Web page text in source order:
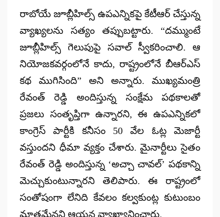
రాబోయే జూబ్లీహిల్స్ ఉపఎన్నికపై కేటీఆర్ చేస్తున్న
వ్యాఖ్యలను సత్యం తప్పుబట్టారు. “దమ్ముంటే
జూబ్లీహిల్స్ గెలుపుపై సవాల్ స్వీకరించాలి. ఆ
నియోజకవర్గంలోనే కాదు, రాష్ట్రంలోనే బీఆర్ఎస్
కథ ముగిసింది” అని అన్నారు. ముఖ్యమంత్రి
రేవంత్ రెడ్డి అందిస్తున్న సంక్షేమ పథకాలతో
ప్రజలు సంతృప్తిగా ఉన్నారని, ఈ ఉపఎన్నికలో
కాంగ్రెస్ పార్టీకి కనీసం 50 వేల ఓట్ల మెజార్టీ
వస్తుందని ధీమా వ్యక్తం చేశారు. మైనార్టీలు సైతం
రేవంత్ రెడ్డి అందిస్తున్న ‘అచ్చా చావల్’ పథకాన్ని
మెచ్చుకుంటున్నారని తెలిపారు. ఈ రాష్ట్రంలో
సంతోషంగా లేనిది కేవలం కల్వకుంట్ల కుటుంబం
మాత్రమేనని ఆయన వ్యాఖ్యానించారు.